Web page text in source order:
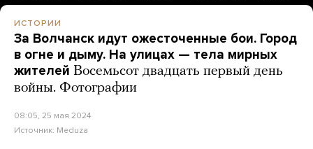
ИСТОРИИ
За Волчанск идут ожесточенные бои. Город
в огне и дыму. На улицах — тела мирных
жителей Восемьсот двадцать первый день
войны. Фотографии
08:05, 25 мая 2024
Источник: Meduza